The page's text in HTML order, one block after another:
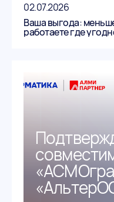
02.07.2026
Ваша выгода:
работаете где